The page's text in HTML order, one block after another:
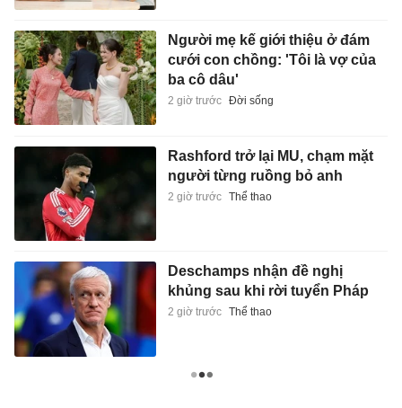
Người mẹ kế giới thiệu ở đám
cưới con chồng: 'Tôi là vợ của
ba cô dâu'
2 giờ trước Đời sống
Rashford trở lại MU, chạm mặt
người từng ruồng bỏ anh
2 giờ trước Thể thao
Deschamps nhận đề nghị
khủng sau khi rời tuyển Pháp
2 giờ trước Thể thao